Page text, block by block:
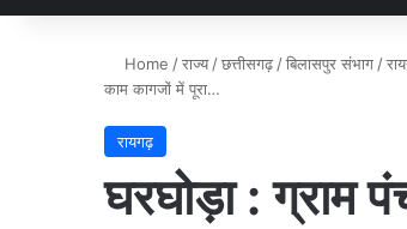
Home /राज्य /छत्तीसगढ़ /बिलासपुर संभाग /
काम कागजों में पूरा…
रायगढ़
घरघोड़ा : ग्राम